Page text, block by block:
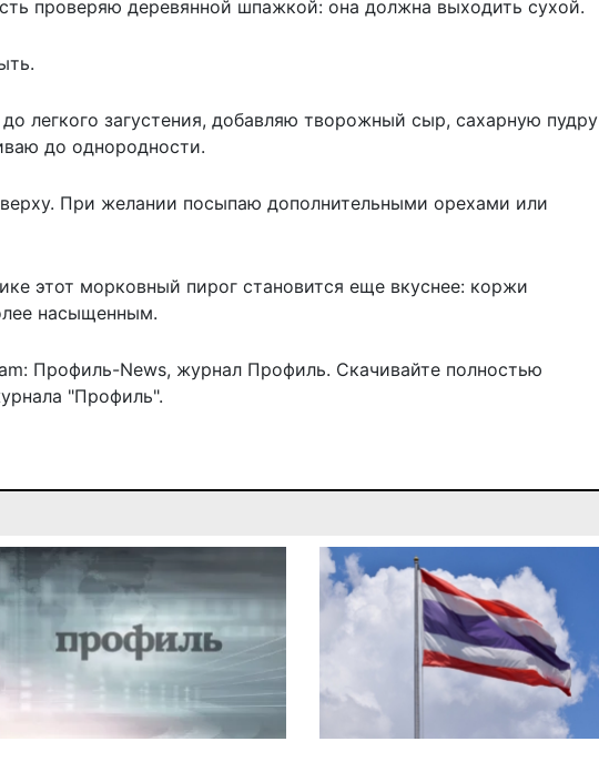
проверяю деревянной шпажкой: она должна выходить сухой.
легкого загустения, добавляю творожный сыр, сахарную пудру
до однородности.
При желании посыпаю дополнительными орехами или
этот морковный пирог становится еще вкуснее: коржи
насыщенным.
Профиль-News, журнал Профиль. Скачивайте полностью
"Профиль".